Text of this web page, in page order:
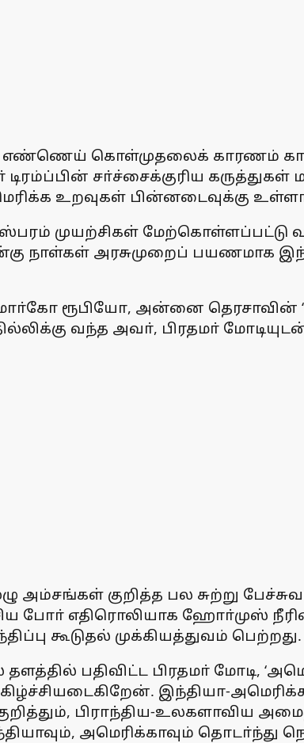
எண்ணெய் கொள்முதலைக் காரணம்
சா்ச்சைக்குரிய கருத்துகள்
உறவுகள் பின்னடைவுக்கு
முயற்சிகள்
நாள்கள் அரசுமுறைப் பயணமாக
ரூபியோ, அன்னை தெரசாவின்
வந்த அவா், பிரதமா் மோடியுடன்
குறித்த பல சுற்று
போா் எதிரொலியாக ஹோா்முஸ்
கூடுதல் முக்கியத்துவம் பெற்றது.
பதிவிட்ட பிரதமா் மோடி,
இந்தியா-
பிராந்திய-உலகளாவிய
அமெரிக்காவும் தொடா்ந்து